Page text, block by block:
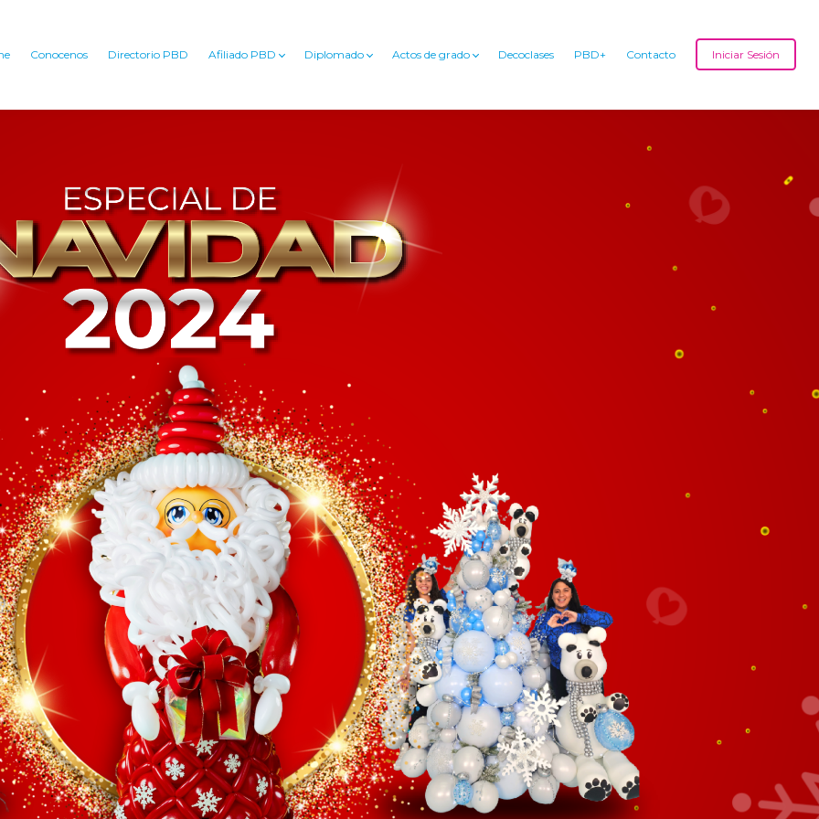
Conocenos Directorio PBD Afiliado PBD Diplomado Actos de grado Decoclases PBD+ Contacto Iniciar Sesión